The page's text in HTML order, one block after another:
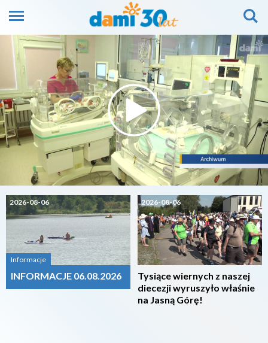
2026-08-06
Informacje
INFORMACJE 06.08.2026
2026-08-06
Tysiące wiernych z naszej
diecezji wyruszyło właśnie
na Jasną Górę!